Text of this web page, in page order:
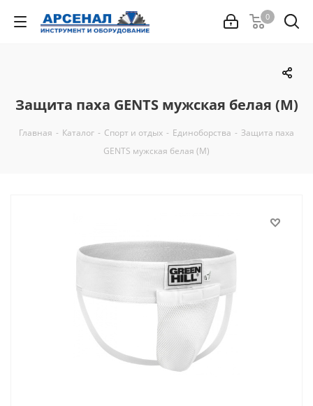
0
Защита паха GENTS мужская белая (M)
Главная - Каталог - Спорт и отдых - Единоборства - Защита паха
GENTS мужская белая (M)